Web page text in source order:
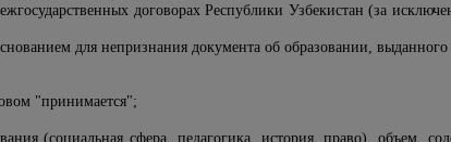
договорах Республики Узбекистан (за
для непризнания документа об образовании,
"принимается";
(социальная сфера, педагогика, история, право), объем,